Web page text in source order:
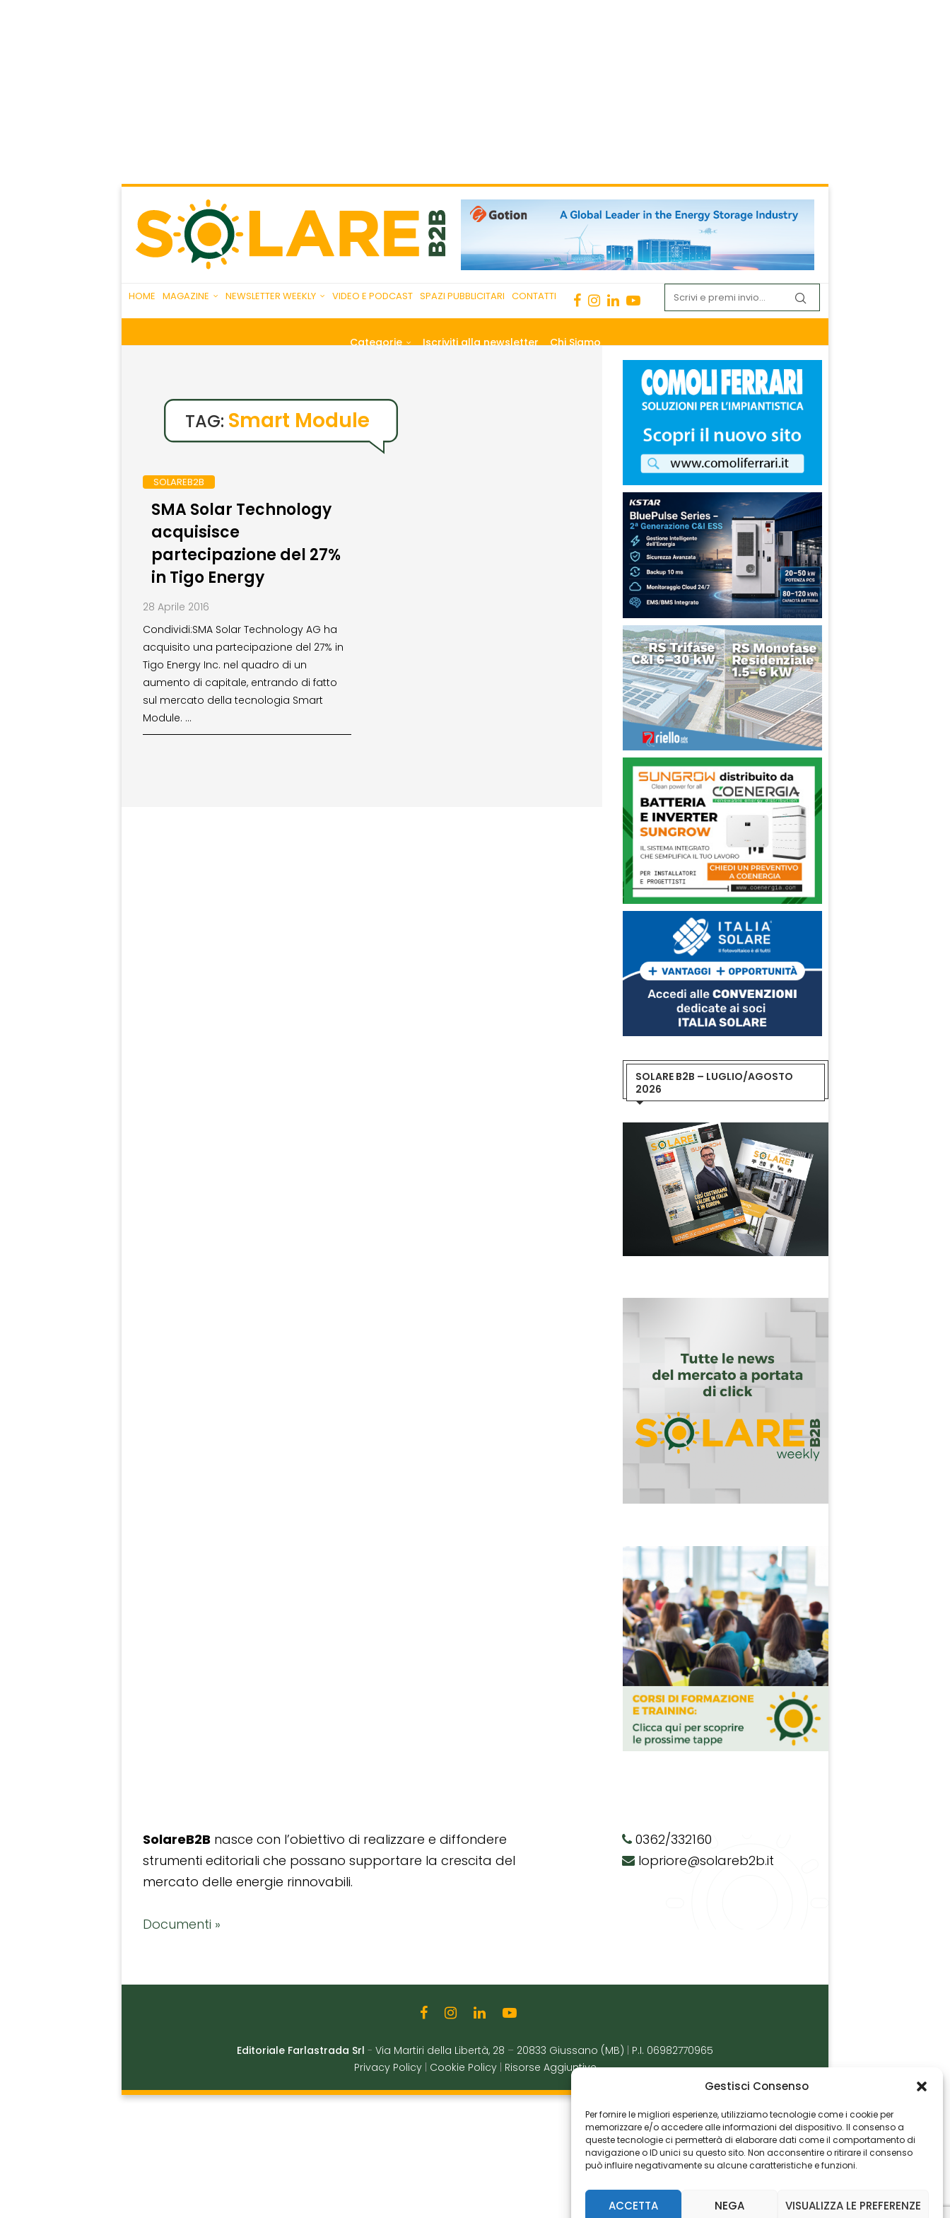
Gestisci Consenso
Per fornire le migliori esperienze, utilizziamo tecnologie come i cookie per
memorizzare e/o accedere alle informazioni del dispositivo. Il consenso a
queste tecnologie ci permetterà di elaborare dati come il comportamento di
navigazione o ID unici su questo sito. Non acconsentire o ritirare il consenso
può influire negativamente su alcune caratteristiche e funzioni.
ACCETTA NEGA VISUALIZZA LE PREFERENZE
HOME MAGAZINE NEWSLETTER WEEKLY VIDEO E PODCAST SPAZI PUBBLICITARI CONTATTI
Categorie Iscriviti alla newsletter Chi Siamo
TAG: Smart Module
SOLAREB2B
SMA Solar Technology
acquisisce
partecipazione del 27%
in Tigo Energy
28 Aprile 2016
Condividi:SMA Solar Technology AG ha
acquisito una partecipazione del 27% in
Tigo Energy Inc. nel quadro di un
aumento di capitale, entrando di fatto
sul mercato della tecnologia Smart
Module. …
SOLARE B2B – LUGLIO/AGOSTO
2026
SolareB2B nasce con l’obiettivo di realizzare e diffondere
strumenti editoriali che possano supportare la crescita del
mercato delle energie rinnovabili.
Documenti »
0362/332160
lopriore@solareb2b.it
Editoriale Farlastrada Srl - Via Martiri della Libertà, 28 – 20833 Giussano (MB)
P.I. 06982770965
Privacy Policy
Cookie Policy Risorse Aggiuntive